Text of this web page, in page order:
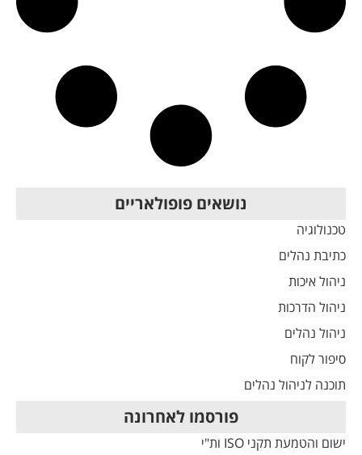
נושאים פופולאריים
טכנולוגיה
כתיבת נהלים
ניהול איכות
ניהול הדרכות
ניהול נהלים
סיפור לקוח
תוכנה לניהול נהלים
פורסמו לאחרונה
ישום והטמעת תקני ISO ות"י